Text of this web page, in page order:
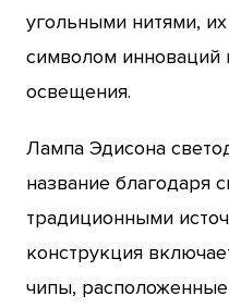
угольными нитями,
символом инноваций
освещения.
Лампа Эдисона
название благодаря
традиционными
конструкция
чипы,